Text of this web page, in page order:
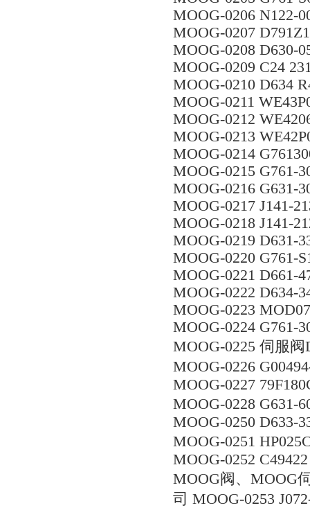
MOOG-0206 N122-
MOOG-0207
MOOG-0208 D630-
MOOG-0209 C24
MOOG-0210 D634
MOOG-0211
MOOG-0212
MOOG-0213
MOOG-0214
MOOG-0215 G761-
MOOG-0216 G631-
MOOG-0217 J141-
MOOG-0218 J141-
MOOG-0219 D631-
MOOG-0220 G761-
MOOG-0221 D661-
MOOG-0222 D634-
MOOG-0223
MOOG-0224 G761-
MOOG-0225 伺服阀
MOOG-0226
MOOG-0227
MOOG-0228 G631-
MOOG-0250 D633-
MOOG-0251
MOOG-0252 C49422
MOOG阀、MOOG
司 MOOG-0253